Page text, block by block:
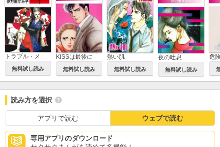
トラブル・メーカー
無料試し読み
KISSは最後に
無料試し読み
熱い肌
無料試し読み
夜の吐息
無料試し読み
危
読み方を選択
アプリで読む ウェブで読む
専用アプリのダウンロード